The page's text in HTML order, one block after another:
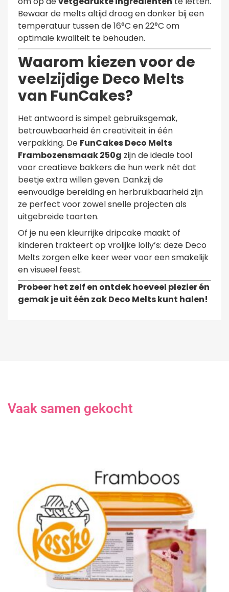
Bewaar de melts altijd droog en donker bij een
temperatuur tussen de 16°C en 22°C om
optimale kwaliteit te behouden.
Waarom kiezen voor de
veelzijdige Deco Melts
van FunCakes?
Het antwoord is simpel: gebruiksgemak,
betrouwbaarheid én creativiteit in één
verpakking. De FunCakes Deco Melts
Frambozensmaak 250g zijn de ideale tool
voor creatieve bakkers die hun werk nét dat
beetje extra willen geven. Dankzij de
eenvoudige bereiding en herbruikbaarheid zijn
ze perfect voor zowel snelle projecten als
uitgebreide taarten.
Of je nu een kleurrijke dripcake maakt of
kinderen trakteert op vrolijke lolly’s: deze Deco
Melts zorgen elke keer weer voor een smakelijk
en visueel feest.
Probeer het zelf en ontdek hoeveel plezier én
gemak je uit één zak Deco Melts kunt halen!
Vaak samen gekocht